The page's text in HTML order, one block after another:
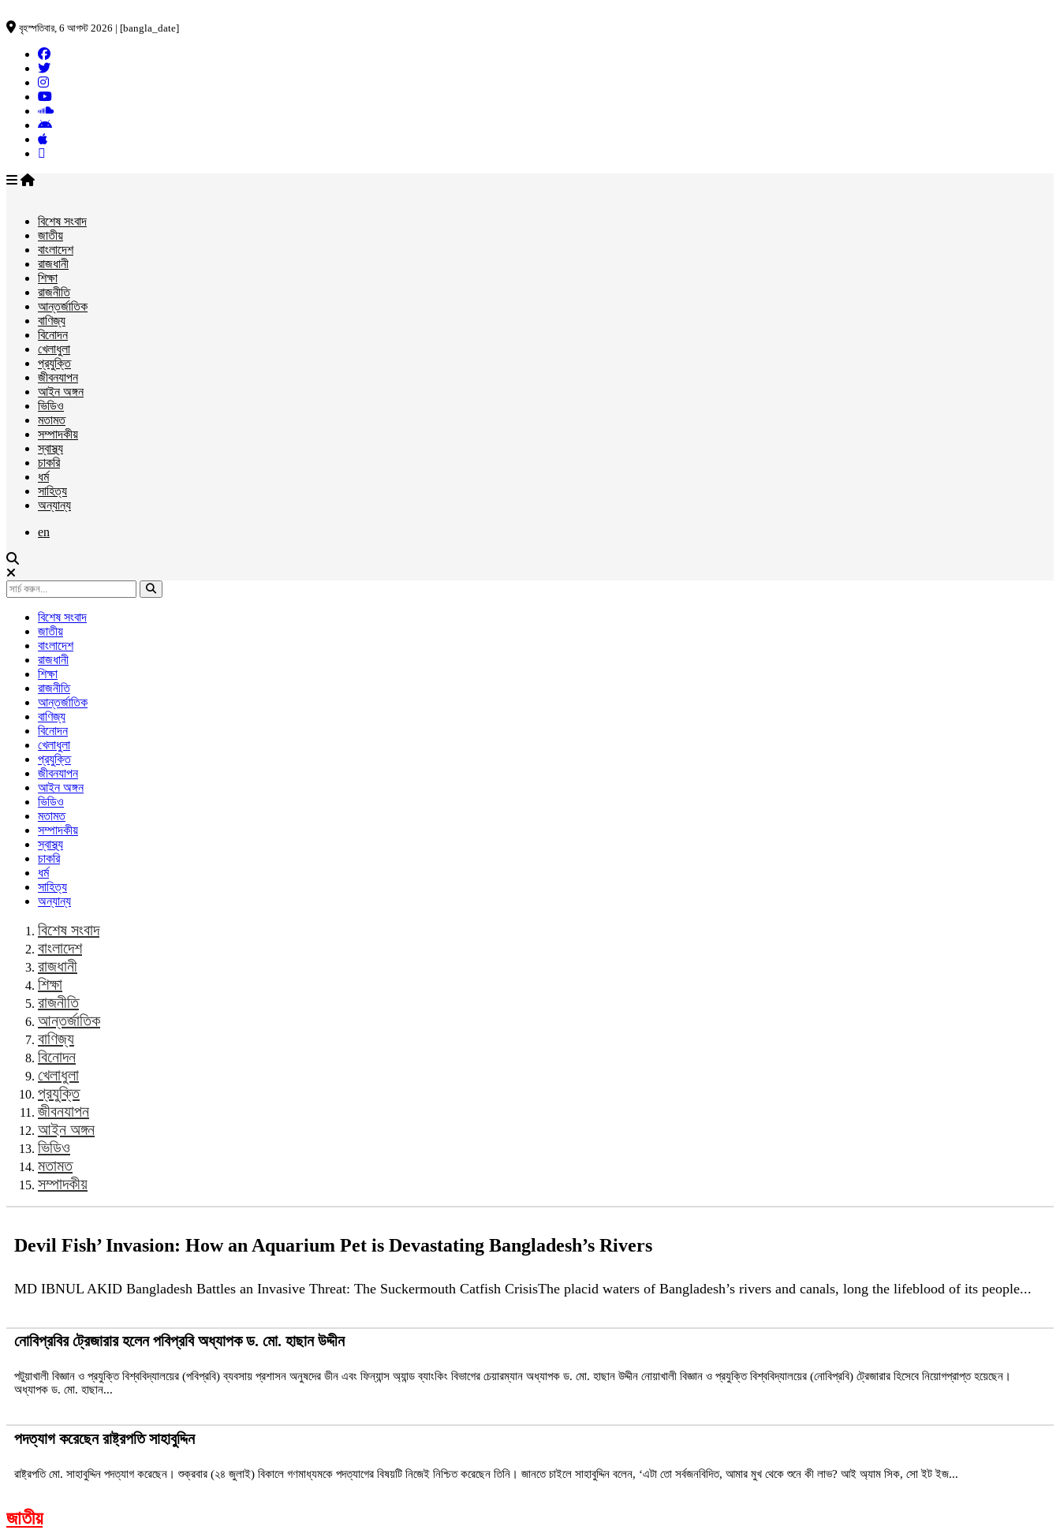
বৃহস্পতিবার, 6 আগস্ট 2026 | [bangla_date]
বিশেষ সংবাদ
জাতীয়
বাংলাদেশ
রাজধানী
শিক্ষা
রাজনীতি
আন্তর্জাতিক
বাণিজ্য
বিনোদন
খেলাধুলা
প্রযুক্তি
জীবনযাপন
আইন অঙ্গন
ভিডিও
মতামত
সম্পাদকীয়
স্বাস্থ্য
চাকরি
ধর্ম
সাহিত্য
অন্যান্য
en
বিশেষ সংবাদ
জাতীয়
বাংলাদেশ
রাজধানী
শিক্ষা
রাজনীতি
আন্তর্জাতিক
বাণিজ্য
বিনোদন
খেলাধুলা
প্রযুক্তি
জীবনযাপন
আইন অঙ্গন
ভিডিও
মতামত
সম্পাদকীয়
স্বাস্থ্য
চাকরি
ধর্ম
সাহিত্য
অন্যান্য
বিশেষ সংবাদ
বাংলাদেশ
রাজধানী
শিক্ষা
রাজনীতি
আন্তর্জাতিক
বাণিজ্য
বিনোদন
খেলাধুলা
প্রযুক্তি
জীবনযাপন
আইন অঙ্গন
ভিডিও
মতামত
সম্পাদকীয়
Devil Fish’ Invasion: How an Aquarium Pet is Devastating Bangladesh’s Rivers
MD IBNUL AKID Bangladesh Battles an Invasive Threat: The Suckermouth Catfish CrisisThe placid waters of Bangladesh’s rivers and canals, long the lifeblood of its people...
নোবিপ্রবির ট্রেজারার হলেন পবিপ্রবি অধ্যাপক ড. মো. হাছান উদ্দীন
পটুয়াখালী বিজ্ঞান ও প্রযুক্তি বিশ্ববিদ্যালয়ের (পবিপ্রবি) ব্যবসায় প্রশাসন অনুষদের ডীন এবং ফিন্যান্স অ্যান্ড ব্যাংকিং বিভাগের চেয়ারম্যান অধ্যাপক ড. মো. হাছান উদ্দীন নোয়াখালী বিজ্ঞান ও প্রযুক্তি বিশ্ববিদ্যালয়ের (নোবিপ্রবি) ট্রেজারার হিসেবে নিয়োগপ্রাপ্ত হয়েছেন।
অধ্যাপক ড. মো. হাছান...
পদত্যাগ করেছেন রাষ্ট্রপতি সাহাবুদ্দিন
রাষ্ট্রপতি মো. সাহাবুদ্দিন পদত্যাগ করেছেন। শুক্রবার (২৪ জুলাই) বিকালে গণমাধ্যমকে পদত্যাগের বিষয়টি নিজেই নিশ্চিত করেছেন তিনি। জানতে চাইলে সাহাবুদ্দিন বলেন, ‘এটা তো সর্বজনবিদিত, আমার মুখ থেকে শুনে কী লাভ? আই অ্যাম সিক, সো ইট ইজ...
জাতীয়